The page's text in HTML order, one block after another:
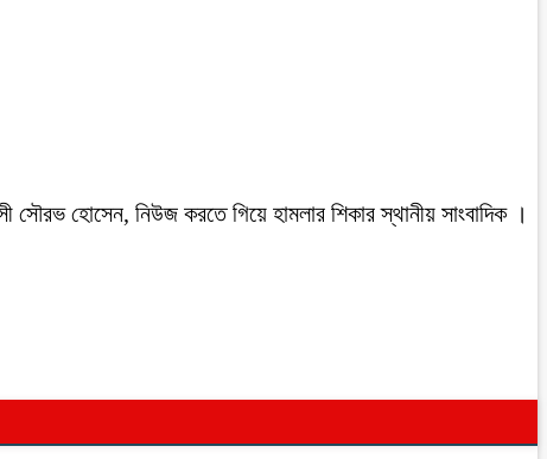
সৌরভ হোসেন, নিউজ করতে গিয়ে হামলার শিকার স্থানীয় সাংবাদিক ।